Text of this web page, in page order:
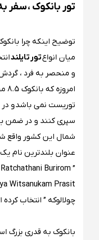
تور بانکوک ، سفر
توضیح اینکه چرا
میان انواعتور تایلند
و منحصر به فرد ،
توریست نمی باشد و در
سپری کنند و در ضمن
شمال این کشور واقع
عنوان بلندترین
Burirom
چولالوکه ” انتخاب